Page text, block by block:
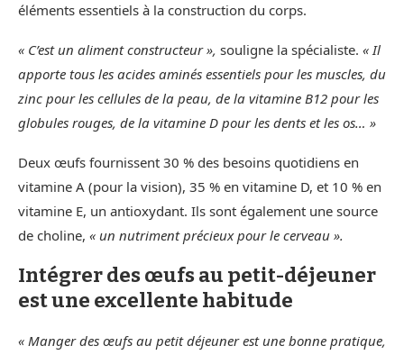
éléments essentiels à la construction du corps.
« C’est un aliment constructeur », souligne la spécialiste. « Il
apporte tous les acides aminés essentiels pour les muscles, du
zinc pour les cellules de la peau, de la vitamine B12 pour les
globules rouges, de la vitamine D pour les dents et les os… »
Deux œufs fournissent 30 % des besoins quotidiens en
vitamine A (pour la vision), 35 % en vitamine D, et 10 % en
vitamine E, un antioxydant. Ils sont également une source
de choline, « un nutriment précieux pour le cerveau ».
Intégrer des œufs au petit-déjeuner
est une excellente habitude
« Manger des œufs au petit déjeuner est une bonne pratique,